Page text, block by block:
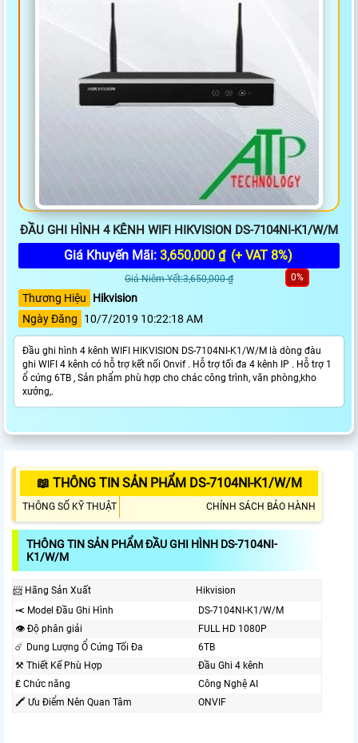
ĐẦU GHI HÌNH 4 KÊNH WIFI HIKVISION DS-7104NI-K1/W/M
Giá Khuyến Mãi: 3,650,000 ₫ (+ VAT 8%)
Giá Niêm Yết:3,650,000 ₫ 0%
Thương Hiệu
Hikvision
Ngày Đăng
10/7/2019 10:22:18 AM
Đầu ghi hình 4 kênh WIFI HIKVISION DS-7104NI-K1/W/M là dòng đàu
ghi WIFI 4 kênh có hỗ trợ kết nối Onvif . Hỗ trợ tối đa 4 kênh IP . Hỗ trợ 1
ổ cứng 6TB , Sản phẩm phù hợp cho chác công trình, văn phòng,kho
xưởng,.
📖 THÔNG TIN SẢN PHẨM DS-7104NI-K1/W/M
THÔNG SỐ KỸ THUẬT CHÍNH SÁCH BẢO HÀNH
THÔNG TIN SẢN PHẨM ĐẦU GHI HÌNH DS-7104NI-
K1/W/M
📨 Hãng Sản Xuất
Hikvision
⥷ Model Đầu Ghi Hình
DS-7104NI-K1/W/M
👁 Độ phân giải
FULL HD 1080P
☄️ Dung Lượng Ổ Cứng Tối Đa
6TB
⚒ Thiết Kế Phù Hợp
Đầu Ghi 4 kênh
₤ Chức năng
Công Nghệ AI
🖍 Ưu Điểm Nên Quan Tâm
ONVIF